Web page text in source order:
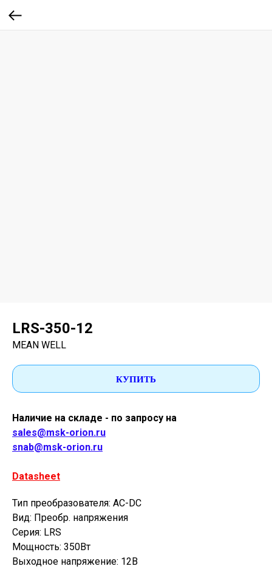
LRS-350-12
MEAN WELL
КУПИТЬ
Наличие на складе - по запросу на
sales@msk-orion.ru
snab@msk-orion.ru
Datasheet
Тип преобразователя: AC-DC
Вид: Преобр. напряжения
Серия: LRS
Мощность: 350Вт
Выходное напряжение: 12В